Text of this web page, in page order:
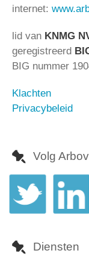
internet:
lid van KNMG
geregistreerd
BIG nummer
Klachten
Privacybeleid
Volg
Diensten